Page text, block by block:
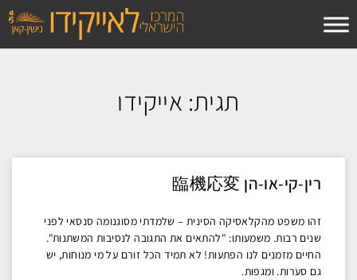
תגית: אייקידו
רין-קי-או-הן 臨機応変
זהו משפט מהקלאסיקה הסינית – שלמדתי מסוגנומה סנסאי לפני
שנים רבות. משמעותו: "להתאים את התגובה לנסיבות המשתנות".
החיים מזמנים לנו הפתעות! לא תמיד הכל זורם על מי מנוחות, יש
גם סערות. ומגפות.